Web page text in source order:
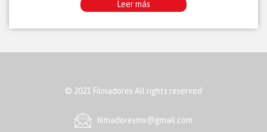
Leer más
© 2021 Filmadores All rights reserved
ﬁlmadoresmx@gmail.com